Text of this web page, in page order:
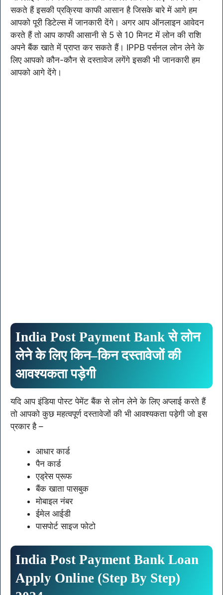
सकते हैं इसकी प्रक्रिया काफी आसान है जिसके बारे में आगे हम
आपको पूरी डिटेल्स में जानकारी देंगे। अगर आप ऑनलाइन आवेदन
करते हैं तो आप काफी आसानी से 5 से 10 मिनट में लोन की राशि
अपने बैंक खाते में प्राप्त कर सकते हैं। IPPB पर्सनल लोन लेने के
लिए आपको कौन-कौन से दस्तावेज लगेंगे इसकी भी जानकारी हम
आपको आगे देंगे।
India Post Payment Bankसे लोन
लेने के लिए किन–किन दस्तावेजों की
आवश्यकता पड़ेगी
यदि आप इंडिया पोस्ट पेमेंट बैंक से लोन लेने के लिए अप्लाई करते हैं
तो आपको कुछ महत्वपूर्ण दस्तावेजों की भी आवश्यकता पड़ेगी जो इस
प्रकार है –
आधार कार्ड
पैन कार्ड
एड्रेस प्रूफ
बैंक खाता पासबुक
मोबाइल नंबर
ईमेल आईडी
पासपोर्ट साइज फोटो
India Post Payment Bank Loan
Apply Online (Step By Step)